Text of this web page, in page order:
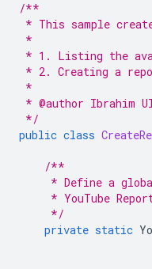
/**
* This sample
*
* 1. Listing the
* 2. Creating a
*
* @author Ibrahim
*/
public class
/**
* Define a
* YouTube
     */
private static